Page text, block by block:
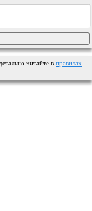
читайте в правилах